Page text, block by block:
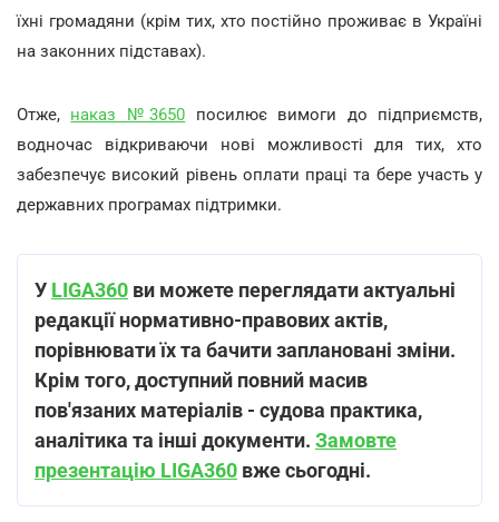
їхні громадяни (крім тих, хто постійно проживає в Україні
на законних підставах).
Отже, наказ №3650 посилює вимоги до підприємств,
водночас відкриваючи нові можливості для тих, хто
забезпечує високий рівень оплати праці та бере участь у
державних програмах підтримки.
У LIGA360 ви можете переглядати актуальні
редакції нормативно-правових актів,
порівнювати їх та бачити заплановані зміни.
Крім того, доступний повний масив
пов'язаних матеріалів - судова практика,
аналітика та інші документи. Замовте
презентацію LIGA360 вже сьогодні.